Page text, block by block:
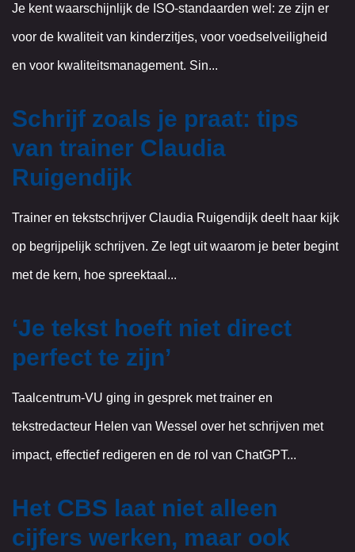
Je kent waarschijnlijk de ISO-standaarden wel: ze zijn er
voor de kwaliteit van kinderzitjes, voor voedselveiligheid
en voor kwaliteitsmanagement. Sin...
Schrijf zoals je praat: tips
van trainer Claudia
Ruigendijk
Trainer en tekstschrijver Claudia Ruigendijk deelt haar kijk
op begrijpelijk schrijven. Ze legt uit waarom je beter begint
met de kern, hoe spreektaal...
‘Je tekst hoeft niet direct
perfect te zijn’
Taalcentrum-VU ging in gesprek met trainer en
tekstredacteur Helen van Wessel over het schrijven met
impact, effectief redigeren en de rol van ChatGPT...
Het CBS laat niet alleen
cijfers werken, maar ook